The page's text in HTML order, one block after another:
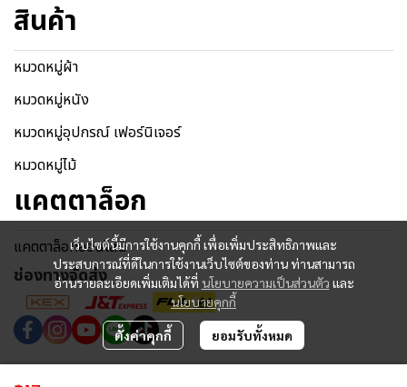
เว็บไซต์นี้มีการใช้งานคุกกี้ เพื่อเพิ่มประสิทธิภาพและ
ประสบการณ์ที่ดีในการใช้งานเว็บไซต์ของท่าน ท่านสามารถ
อ่านรายละเอียดเพิ่มเติมได้ที่ นโยบายความเป็นส่วนตัว และ
นโยบายคุกกี้
ตั้งค่าคุกกี้ ยอมรับทั้งหมด
สินค้า
หมวดหมู่ผ้า
หมวดหมู่หนัง
หมวดหมู่อุปกรณ์ เฟอร์นิเจอร์
หมวดหมู่ไม้
แคตตาล็อก
แคตตาล็อกออนไลน์
ช่องทางจัดส่ง